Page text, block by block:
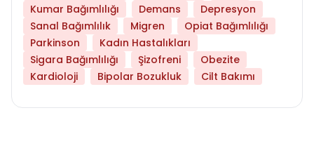
Kumar Bağımlılığı
Demans
Depresyon
Sanal Bağımlılık
Migren
Opiat Bağımlılığı
Parkinson
Kadın Hastalıkları
Sigara Bağımlılığı
Şizofreni
Obezite
Kardioloji
Bipolar Bozukluk Cilt Bakımı